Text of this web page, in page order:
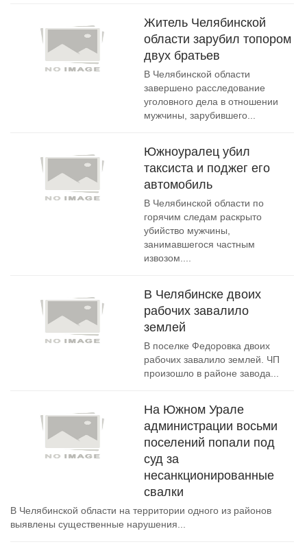
Житель Челябинской
области зарубил топором
двух братьев
В Челябинской области
завершено расследование
уголовного дела в отношении
мужчины, зарубившего...
Южноуралец убил
таксиста и поджег его
автомобиль
В Челябинской области по
горячим следам раскрыто
убийство мужчины,
занимавшегося частным
извозом....
В Челябинске двоих
рабочих завалило
землей
В поселке Федоровка двоих
рабочих завалило землей. ЧП
произошло в районе завода...
На Южном Урале
администрации восьми
поселений попали под
суд за
несанкционированные
свалки
В Челябинской области на территории одного из районов
выявлены существенные нарушения...